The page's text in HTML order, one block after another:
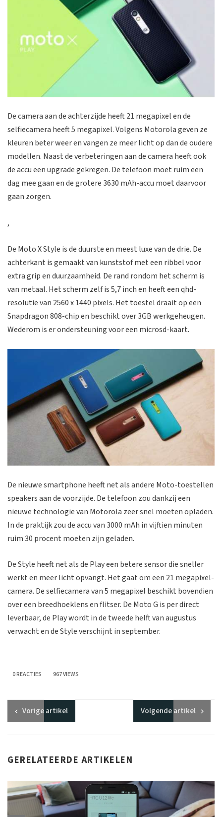
De camera aan de achterzijde heeft 21 megapixel en de
selfiecamera heeft 5 megapixel. Volgens Motorola geven ze
kleuren beter weer en vangen ze meer licht op dan de oudere
modellen. Naast de verbeteringen aan de camera heeft ook
de accu een upgrade gekregen. De telefoon moet ruim een
dag mee gaan en de grotere 3630 mAh-accu moet daarvoor
gaan zorgen.
,
De Moto X Style is de duurste en meest luxe van de drie. De
achterkant is gemaakt van kunststof met een ribbel voor
extra grip en duurzaamheid. De rand rondom het scherm is
van metaal. Het scherm zelf is 5,7 inch en heeft een qhd-
resolutie van 2560 x 1440 pixels. Het toestel draait op een
Snapdragon 808-chip en beschikt over 3GB werkgeheugen.
Wederom is er ondersteuning voor een microsd-kaart.
De nieuwe smartphone heeft net als andere Moto-toestellen
speakers aan de voorzijde. De telefoon zou dankzij een
nieuwe technologie van Motorola zeer snel moeten opladen.
In de praktijk zou de accu van 3000 mAh in vijftien minuten
ruim 30 procent moeten zijn geladen.
De Style heeft net als de Play een betere sensor die sneller
werkt en meer licht opvangt. Het gaat om een 21 megapixel-
camera. De selfiecamera van 5 megapixel beschikt bovendien
over een breedhoeklens en flitser. De Moto G is per direct
leverbaar, de Play wordt in de tweede helft van augustus
verwacht en de Style verschijnt in september.
0 REACTIES 967 VIEWS
Vorigeartikel Volgendeartikel
GERELATEERDE ARTIKELEN